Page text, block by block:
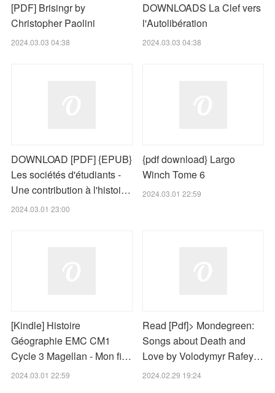
[PDF] Brisingr by
Christopher Paolini
2024.03.03 04:38
DOWNLOADS La Clef vers
l'Autolibération
2024.03.03 04:38
DOWNLOAD [PDF] {EPUB}
Les sociétés d'étudiants -
Une contribution à l'histoi…
2024.03.01 23:00
{pdf download} Largo
Winch Tome 6
2024.03.01 22:59
[Kindle] Histoire
Géographie EMC CM1
Cycle 3 Magellan - Mon fi…
2024.03.01 22:59
Read [Pdf]> Mondegreen:
Songs about Death and
Love by Volodymyr Rafey…
2024.02.29 19:24